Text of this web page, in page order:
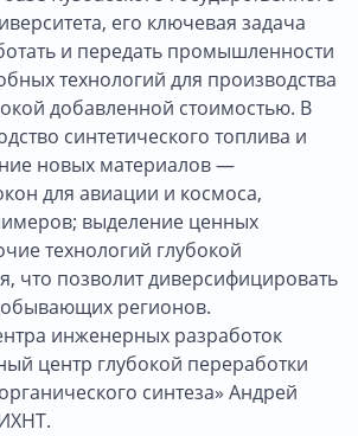
его ключевая задача
и передать промышленности
технологий для производства
добавленной стоимостью. В
синтетического топлива и
новых материалов —
для авиации и космоса,
выделение ценных
технологий глубокой
что позволит диверсифицировать
регионов.
инженерных разработок
центр глубокой переработки
синтеза» Андрей